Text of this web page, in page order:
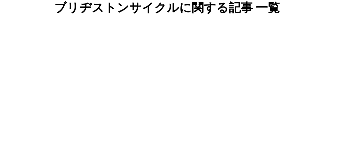
ブリヂストンサイクルに関する記事 一覧